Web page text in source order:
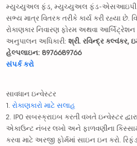
મ્યુચ્યુઅલ ફંડ, મ્યુચ્યુઅલ ફંડ-એસઆઇપી
સભ્ય માત્ર વિતરક તરીકે કાર્ય કરી રહ્યા છે.
રોકાણકાર નિવારણ ફોરમ અથવા
અનુપાલન અધિકારી: શ્રી. રવિન્દ્ર કલ્વંકર,
હેલ્પલાઇન: 8976689766
સંપર્ક કરો
સાવધાન ઇન્વેસ્ટર
1. રોકાણકારો માટે સલાહ
2. IPO સબસ્ક્રાઇબ કરતી વખતે ઇન્વેસ્ટર
એકાઉન્ટ નંબર લખો અને ફાળવણીના
કરવા માટે અરજી ફોર્મમાં સાઇન ઇન કરો.